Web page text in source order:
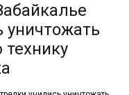
уничтожать